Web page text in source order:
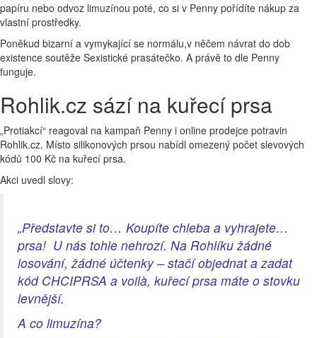
papíru nebo odvoz limuzínou poté, co si v Penny pořídíte nákup za
vlastní prostředky.
Poněkud bizarní a vymykající se normálu,v něčem návrat do dob
existence soutěže Sexistické prasátečko. A právě to dle Penny
funguje.
Rohlik.cz sází na kuřecí prsa
„Protiakcí“ reagoval na kampaň Penny i online prodejce potravin
Rohlik.cz. Místo silikonových prsou nabídl omezený počet slevových
kódů 100 Kč na kuřecí prsa.
Akci uvedl slovy:
„Představte si to… Koupíte chleba a vyhrajete…
prsa! U nás tohle nehrozí. Na Rohlíku žádné
losování, žádné účtenky – stačí objednat a zadat
kód CHCIPRSA a voilà, kuřecí prsa máte o stovku
levnější.
A co limuzína?